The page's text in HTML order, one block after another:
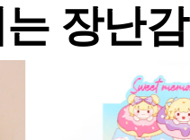
장난감